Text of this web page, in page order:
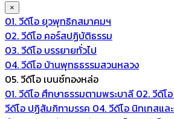
×
01. วีดีโอ ยุวพุทธิกสมาคมฯ
02. วีดีโอ คอร์สปฏิบัติธรรม
03. วีดีโอ บรรยายทั่วไป
04. วีดีโอ บ้านพุทธธรรมสวนหลวง
05. วีดีโอ เบนซ์ทองหล่อ
01. วีดีโอ ศึกษาธรรมตามพระบาลี 02. วีดีโ
วีดีโอ ปฏิสัมภิทามรรค 04. วีดีโอ นิทเทสแล